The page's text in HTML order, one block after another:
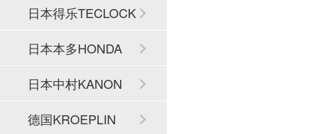
日本得乐TECLOCK
日本本多HONDA
日本中村KANON
德国KROEPLIN